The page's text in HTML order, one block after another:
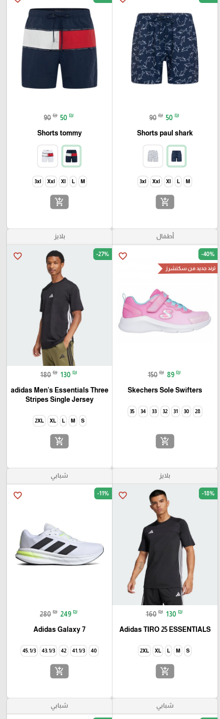
🎓
90 ₪ 50 ₪
Shorts paul shark
M
L
Xl
Xxl
3xl
add_shopping_cart
90 ₪ 50 ₪
Shorts tommy
M
L
Xl
Xxl
3xl
add_shopping_cart
أطفال
favorite_border -40%
ترند جديد من سكتشرز
150 ₪ 89 ₪
Skechers Sole Swifters
28
30
31
32
33
34
35
add_shopping_cart
بلايز
favorite_border -27%
180 ₪ 130 ₪
adidas Men's Essentials Three
Stripes Single Jersey
S
M
L
XL
2XL
add_shopping_cart
بلايز
favorite_border -18%
160 ₪ 130 ₪
Adidas TIRO 25 ESSENTIALS
S
M
L
XL
2XL
add_shopping_cart
شبابي
favorite_border -11%
280 ₪ 249 ₪
Adidas Galaxy 7
40
41.1/3
42
43.1/3
45.1/3
add_shopping_cart
شبابي شبابي